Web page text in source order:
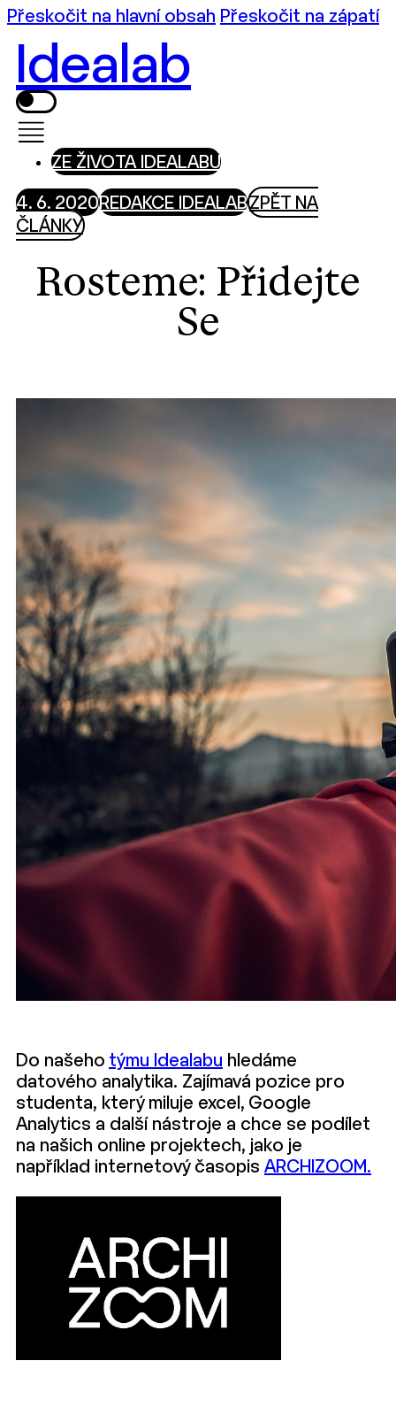
Přeskočit na hlavní obsah Přeskočit na zápatí
Idealab
ZE ŽIVOTA IDEALABU
4. 6. 2020REDAKCE IDEALABZPĚT NA
ČLÁNKY
Rosteme: Přidejte
Se
Do našeho týmu Idealabu hledáme
datového analytika. Zajímavá pozice pro
studenta, který miluje excel, Google
Analytics a další nástroje a chce se podílet
na našich online projektech, jako je
například internetový časopis ARCHIZOOM.